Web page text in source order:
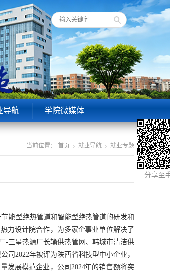
导航 学院微媒体
当前位置： 首页 就业导航 就业专题
分享至
能型绝热管道和智能型绝热管道的研发和
力设计院合作，为多家企事业单位解决了
-三星热源厂长输供热管网、韩城市清洁供
司2022年被评为陕西省科技型中小企业，
发展模范企业，公司2024年的销售额将突